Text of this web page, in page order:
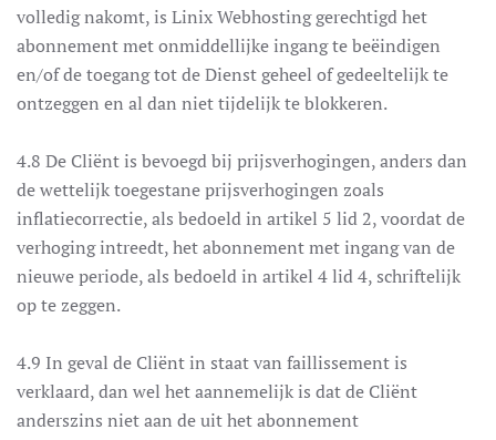
volledig nakomt, is Linix Webhosting gerechtigd het
abonnement met onmiddellijke ingang te beëindigen
en/of de toegang tot de Dienst geheel of gedeeltelijk te
ontzeggen en al dan niet tijdelijk te blokkeren.
4.8 De Cliënt is bevoegd bij prijsverhogingen, anders dan
de wettelijk toegestane prijsverhogingen zoals
inflatiecorrectie, als bedoeld in artikel 5 lid 2, voordat de
verhoging intreedt, het abonnement met ingang van de
nieuwe periode, als bedoeld in artikel 4 lid 4, schriftelijk
op te zeggen.
4.9 In geval de Cliënt in staat van faillissement is
verklaard, dan wel het aannemelijk is dat de Cliënt
anderszins niet aan de uit het abonnement